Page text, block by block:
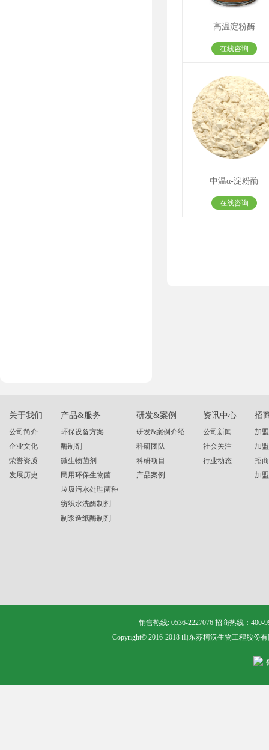
高温淀粉酶
在线咨询
中温α-淀粉酶
在线咨询
关于我们
公司简介
企业文化
荣誉资质
发展历史
产品&服务
环保设备方案
酶制剂
微生物菌剂
民用环保生物菌
垃圾污水处理菌种
纺织水洗酶制剂
制浆造纸酶制剂
研发&案例
研发&案例介绍
科研团队
科研项目
产品案例
资讯中心
公司新闻
社会关注
行业动态
招
加
加
招
加
销售热线: 0536-2227076 招商热线：
Copyright© 2016-2018 山东苏柯汉生物工程股份